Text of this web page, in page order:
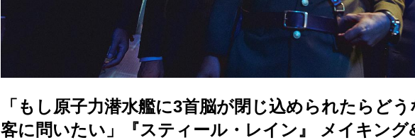
「もし原子力潜水艦に3首脳が閉じ込められたらど
客に問いたい」『スティール・レイン』 メイキング